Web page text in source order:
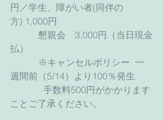
円／学生、障がい者(同伴の
方) 1,000円
懇親会 3,000円（当日現金
払）
※キャンセルポリシー 一
週間前（5/14）より100％発生
手数料500円がかかります
ことご了承ください。